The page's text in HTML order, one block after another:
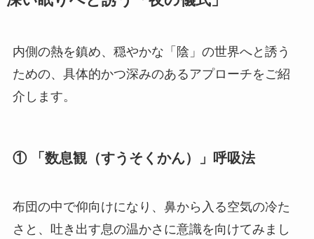
内側の熱を鎮め、穏やかな「陰」の世界へと誘う
ための、具体的かつ深みのあるアプローチをご紹
介します。
① 「数息観（すうそくかん）」呼吸法
布団の中で仰向けになり、鼻から入る空気の冷た
さと、吐き出す息の温かさに意識を向けてみまし